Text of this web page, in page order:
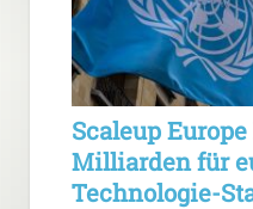
Scaleup
Milliarden für
Technologie-